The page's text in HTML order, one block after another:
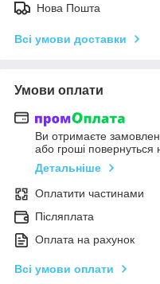
Нова Пошта
Всі умови доставки
Умови оплати
Ви отримаєте
або гроші повернуться
Детальніше
Оплатити частинами
Післяплата
Оплата на рахунок
Всі умови оплати